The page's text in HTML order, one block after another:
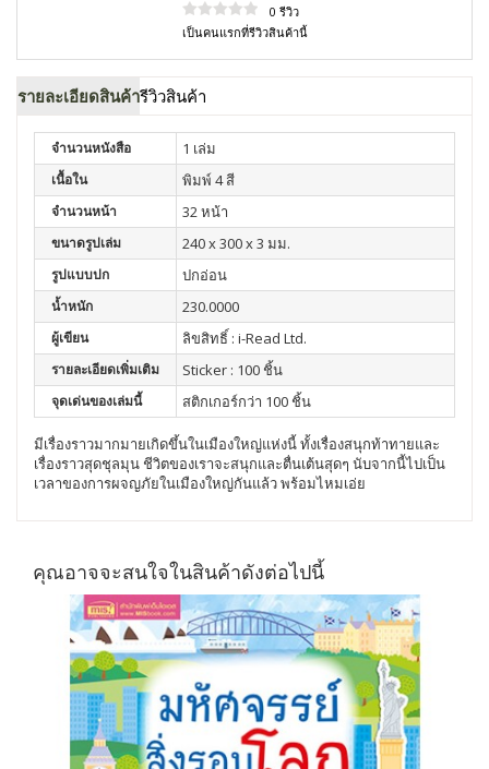
0 รีวิว
เป็นคนแรกที่รีวิวสินค้านี้
รายละเอียดสินค้ารีวิวสินค้า
จำนวนหนังสือ 1 เล่ม
เนื้อใน พิมพ์ 4 สี
จำนวนหน้า 32 หน้า
ขนาดรูปเล่ม 240 x 300 x 3 มม.
รูปแบบปก ปกอ่อน
น้ำหนัก 230.0000
ผู้เขียน ลิขสิทธิ์ : i-Read Ltd.
รายละเอียดเพิ่มเติม Sticker : 100 ชิ้น
จุดเด่นของเล่มนี้ สติกเกอร์กว่า 100 ชิ้น
มีเรื่องราวมากมายเกิดขึ้นในเมืองใหญ่แห่งนี้ ทั้งเรื่องสนุกท้าทายและ
เรื่องราวสุดชุลมุน ชีวิตของเราจะสนุกและตื่นเต้นสุดๆ นับจากนี้ไปเป็น
เวลาของการผจญภัยในเมืองใหญ่กันแล้ว พร้อมไหมเอ่ย
คุณอาจจะสนใจในสินค้าดังต่อไปนี้